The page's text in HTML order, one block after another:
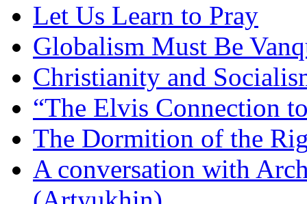
Let Us Learn to Pray
Globalism Must Be
Christianity and
“The Elvis Connection
The Dormition of the
A conversation with